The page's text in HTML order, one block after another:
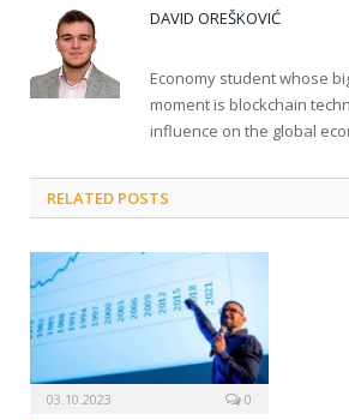
DAVID OREŠKOVIĆ
Economy student whose
moment is blockchain
influence on the global
RELATED POSTS
03.10.2023 0